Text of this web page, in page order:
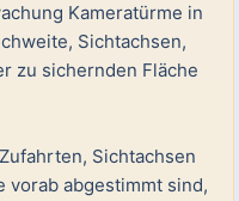
Kameratürme in
Sichtachsen,
zu sichernden Fläche
Sichtachsen
vorab abgestimmt sind,